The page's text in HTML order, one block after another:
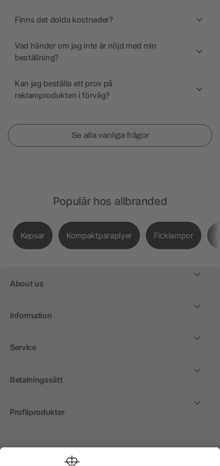
Finns det dolda kostnader?
Vad händer om jag inte är nöjd med min
beställning?
Kan jag beställa ett prov på
reklamprodukten i förväg?
Se alla vanliga frågor
Populär hos allbranded
Kepsar Kompaktparaplyer Ficklampor
About us
Information
Service
Betalningssätt
Profilprodukter
Internationellt